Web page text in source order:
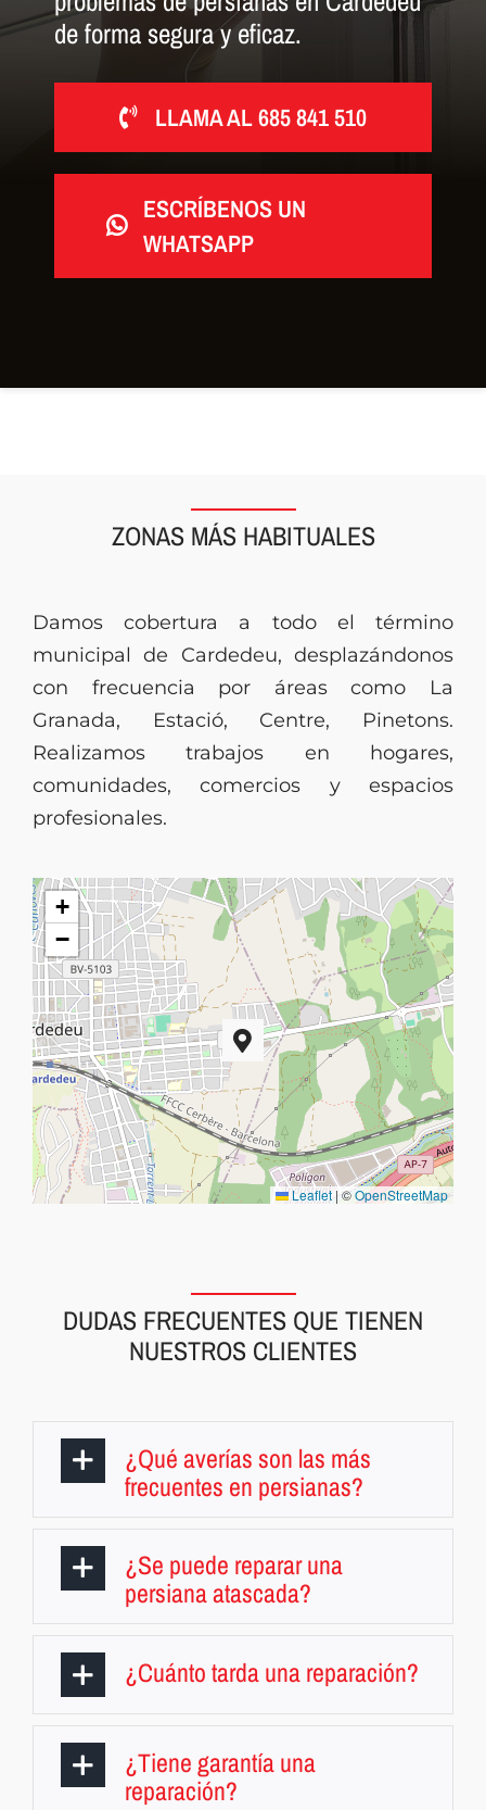
de forma segura y eficaz.
LLAMA AL 685 841 510
ESCRÍBENOS UN
WHATSAPP
ZONAS MÁS HABITUALES
Damos cobertura a todo el término
municipal de Cardedeu, desplazándonos
con frecuencia por áreas como La
Granada, Estació, Centre, Pinetons.
Realizamos trabajos en hogares,
comunidades, comercios y espacios
profesionales.
+
−
Leaflet |©OpenStreetMap
DUDAS FRECUENTES QUE TIENEN
NUESTROS CLIENTES
¿Qué averías son las más
frecuentes en persianas?
¿Se puede reparar una
persiana atascada?
¿Cuánto tarda una reparación?
¿Tiene garantía una
reparación?